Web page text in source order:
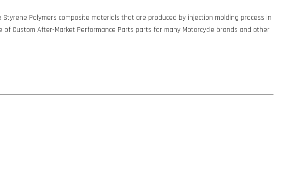
Polymers composite materials that are produced by injection molding process in
of Custom After-Market Performance Parts parts for many Motorcycle brands and other